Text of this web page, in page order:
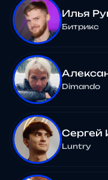
Илья
Битрикс
Dimando
Сергей
Luntry